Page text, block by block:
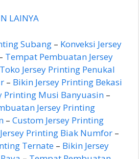
LAINYA
Subang– Konveksi Jersey
Tempat Pembuatan Jersey
Toko Jersey Printing Penukal
– Bikin Jersey Printing Bekasi
Printing Musi Banyuasin–
Jersey Printing
– Custom Jersey Printing
Printing Biak Numfor –
Ternate – Bikin Jersey